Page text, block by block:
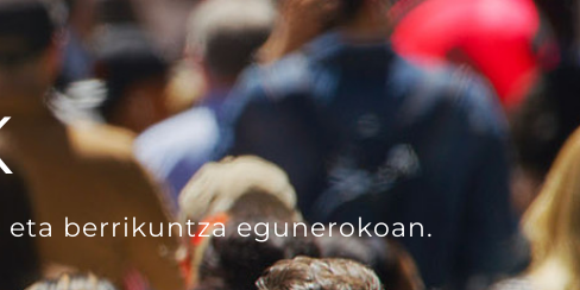
eta berrikuntza egunerokoan.